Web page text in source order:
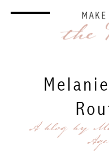
A blog by